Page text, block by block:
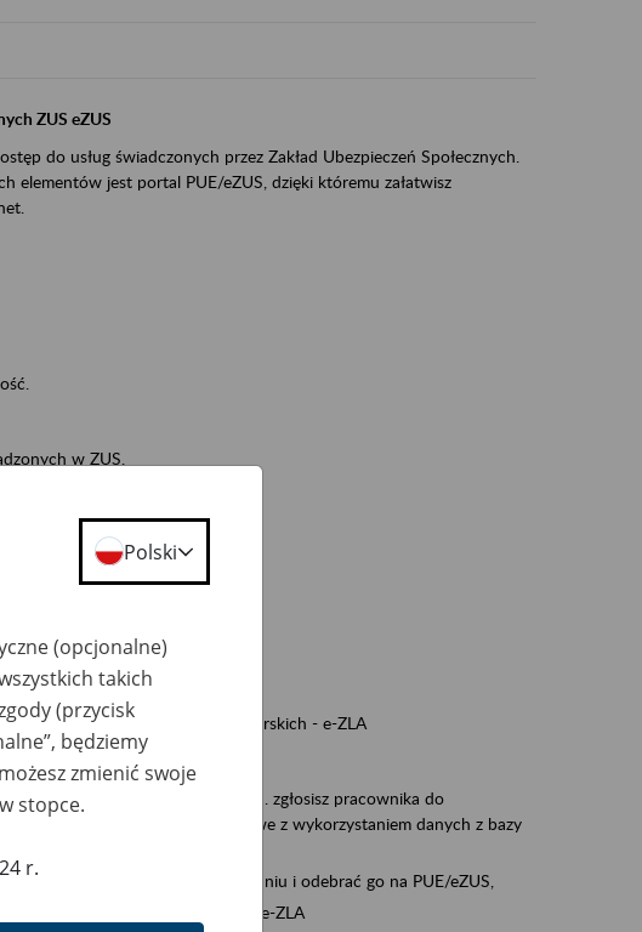
ZUS eZUS
do usług świadczonych przez Zakład Ubezpieczeń Społecznych.
elementów jest portal PUE/eZUS, dzięki któremu załatwisz
w ZUS,
na nie odpowiedzi,
odpowiedzi z ZUS,
jednostce ZUS.
zapisane na koncie w ZUS,
o stanie konta ubezpieczonego,
o wystawionych zwolnieniach lekarskich - e-ZLA
(np. przedsiębiorcą)
ePłatnik, za pomocą której m.in. zgłosisz pracownika do
i przekażesz dokumenty rozliczeniowe z wykorzystaniem danych z bazy
wydanie zaświadczenia o niezaleganiu i odebrać go na PUE/eZUS,
lekarskich swoich pracowników - e-ZLA
Polski
(opcjonalne)
takich
(przycisk
będziemy
zmienić swoje
stopce.
r.